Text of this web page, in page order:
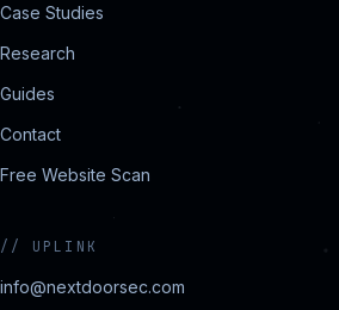
Case Studies
Research
Guides
Contact
Free Website Scan
// UPLINK
info@nextdoorsec.com